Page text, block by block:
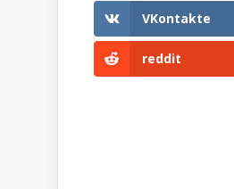
VKontakte
reddit